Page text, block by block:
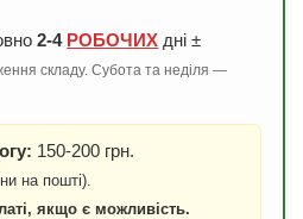
2-4 РОБОЧИХ дні ±
складу. Субота та неділя —
150-200 грн.
на пошті).
якщо є можливість.